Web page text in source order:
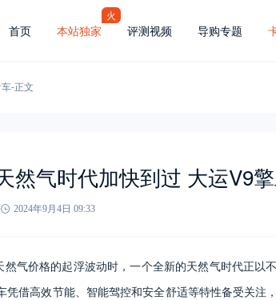
首页 本站独家
火
评测视频 导购专题
-正文
然气时代加快到过 大运V9
2024年9月4日 09:33
然气价格的起浮波动时，一个全新的天然气时代正以
凭借高效节能、智能驾控和安全舒适等特性备受关注